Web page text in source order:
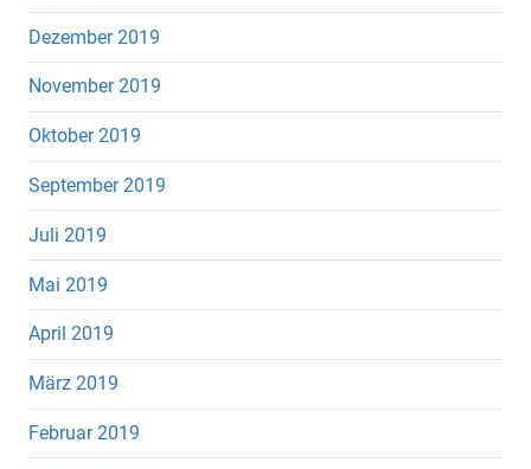
Dezember 2019
November 2019
Oktober 2019
September 2019
Juli 2019
Mai 2019
April 2019
März 2019
Februar 2019